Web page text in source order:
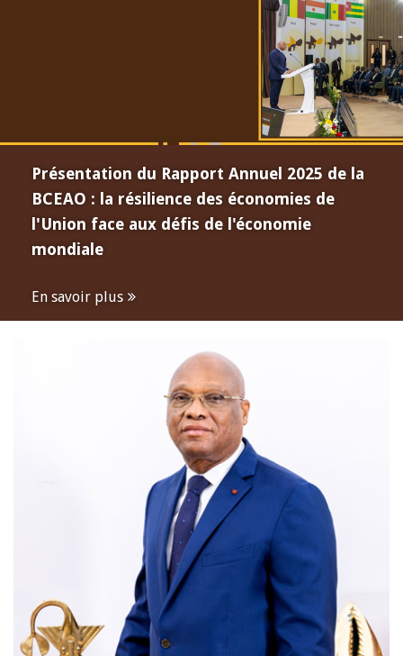
Présentation du Rapport Annuel 2025 de la
BCEAO : la résilience des économies de
l'Union face aux défis de l'économie
mondiale
En savoir plus